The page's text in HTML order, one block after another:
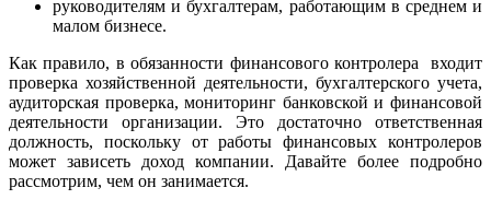
руководителям и бухгалтерам, работающим в среднем и
малом бизнесе.
Как правило, в обязанности финансового контролера входит
проверка хозяйственной деятельности, бухгалтерского учета,
аудиторская проверка, мониторинг банковской и финансовой
деятельности организации. Это достаточно ответственная
должность, поскольку от работы финансовых контролеров
может зависеть доход компании. Давайте более подробно
рассмотрим, чем он занимается.